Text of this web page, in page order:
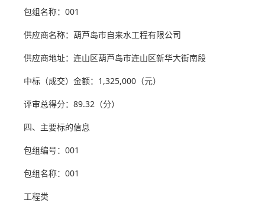
包组名称：001
供应商名称：葫芦岛市自来水工程有限公司
供应商地址：连山区葫芦岛市连山区新华大街南段
中标（成交）金额：1,325,000（元）
评审总得分：89.32（分）
四、主要标的信息
包组编号：001
包组名称：001
工程类